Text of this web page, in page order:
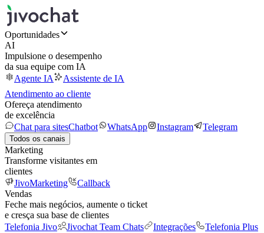
Oportunidades
AI
Impulsione o desempenho
da sua equipe com IA
Agente IA
Assistente de IA
Atendimento ao cliente
Ofereça atendimento
de excelência
Chat para sitesChatbot WhatsApp Instagram Telegram
Todos os canais
Marketing
Transforme visitantes em
clientes
JivoMarketing
Callback
Vendas
Feche mais negócios, aumente o ticket
e cresça sua base de clientes
Telefonia Jivo
Jivochat Team Chats Integrações
Telefonia Plus